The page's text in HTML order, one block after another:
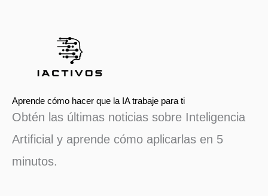
Aprende cómo hacer que la IA trabaje para ti
Obtén las últimas noticias sobre Inteligencia
Artificial y aprende cómo aplicarlas en 5
minutos.